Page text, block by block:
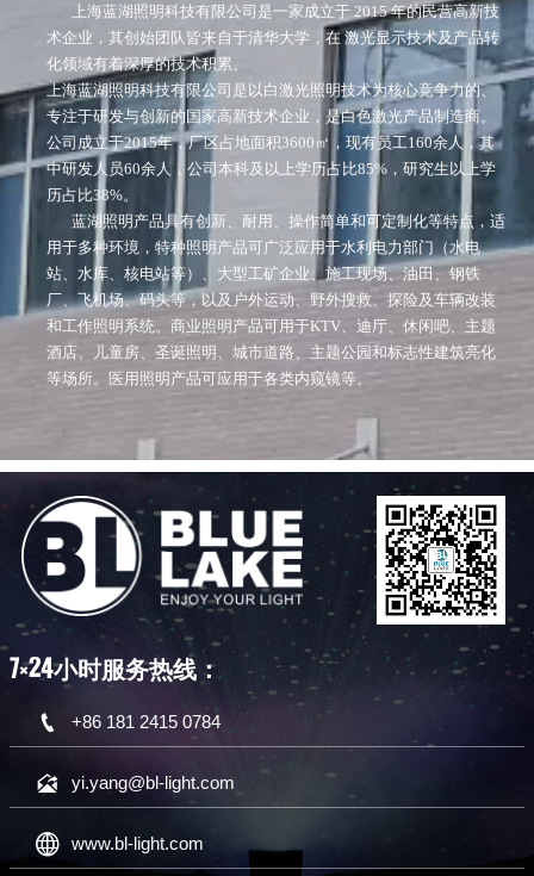
上海蓝湖照明科技有限公司是一家成立于 2015 年的民营高新技
术企业，其创始团队皆来自于清华大学，在 激光显示技术及产品转
化领域有着深厚的技术积累。
上海蓝湖照明科技有限公司是以白激光照明技术为核心竞争力的、
专注于研发与创新的国家高新技术企业，是白色激光产品制造商。
公司成立于2015年，厂区占地面积3600㎡，现有员工160余人，其
中研发人员60余人，公司本科及以上学历占比85%，研究生以上学
历占比38%。
蓝湖照明产品具有创新、耐用、操作简单和可定制化等特点，适
用于多种环境，特种照明产品可广泛应用于水利电力部门（水电
站、水库、核电站等）、大型工矿企业、施工现场、油田、钢铁
厂、飞机场、码头等，以及户外运动、野外搜救、探险及车辆改装
和工作照明系统。商业照明产品可用于KTV、迪厅、休闲吧、主题
酒店、儿童房、圣诞照明、城市道路、主题公园和标志性建筑亮化
等场所。医用照明产品可应用于各类内窥镜等。
7×24小时服务热线：
 +86 181 2415 0784
 yi.yang@bl-light.com
 www.bl-light.com